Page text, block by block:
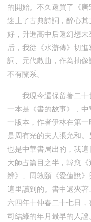
的開始。不久還買了《
迷上了古典詩詞，醉心
好，升進高中后還幻想
后，我從《水滸傳》切
詞、元代散曲，作為抽
不有關系。
我現今還保留著二十
一本是《書的故事》，
一版本，作者伊林在第
是周有光的夫人張允和
也是中華書局出的，我
大師占篇目之半，韓愈
辨》、周敦頤《愛蓮說
這里讀到的。書中還夾
六四年十仲春二十七日
司結緣的年月最早的人